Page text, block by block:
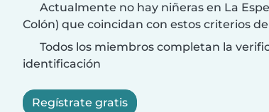
Actualmente no hay niñeras en La
Colón) que coincidan con estos criterios
Todos los miembros completan la
identificación
Regístrate gratis